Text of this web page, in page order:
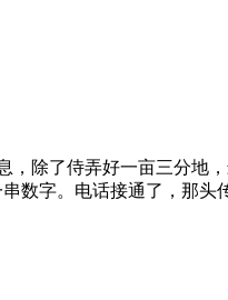
除了侍弄好一亩三分地
数字。电话接通了，那头